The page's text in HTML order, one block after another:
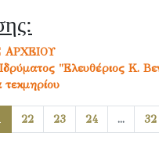
"Ελευθέριος Κ.
τεκμηρίου
22 23 24 ... 32